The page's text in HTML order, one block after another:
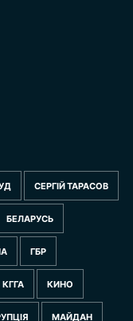
СЕРГІЙ ТАРАСОВ
БЕЛАРУСЬ
ГБР
КГГА КИНО
МАЙДАН